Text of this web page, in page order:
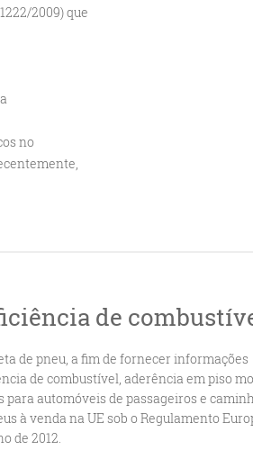
2009) que
no
de
de pneu, a fim de fornecer informações
de combustível, aderência em piso
automóveis de passageiros e
à venda na UE sob o Regulamento
de 2012.